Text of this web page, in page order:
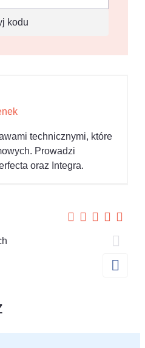
kodu
technicznymi, które
Prowadzi
oraz Integra.